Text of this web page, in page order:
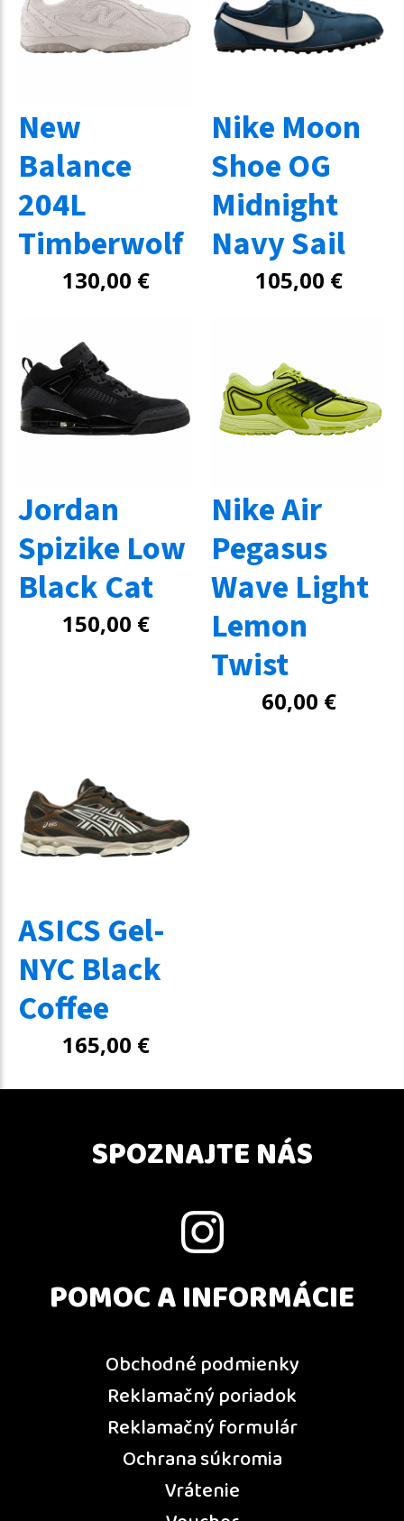
New
Balance
204L
Timberwolf
130,00 €
Nike Moon
Shoe OG
Midnight
Navy Sail
105,00 €
Jordan
Spizike Low
Black Cat
150,00 €
Nike Air
Pegasus
Wave Light
Lemon
Twist
60,00 €
ASICS Gel-
NYC Black
Coffee
165,00 €
SPOZNAJTE NÁS
POMOC A INFORMÁCIE
Obchodné podmienky
Reklamačný poriadok
Reklamačný formulár
Ochrana súkromia
Vrátenie